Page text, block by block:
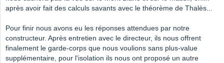
après avoir fait des calculs savants avec le théorème de Thalès...
Pour finir nous avons eu les réponses attendues par notre
constructeur. Après entretien avec le directeur, ils nous offrent
finalement le garde-corps que nous voulions sans plus-value
supplémentaire, pour l'isolation ils nous ont proposé un autre